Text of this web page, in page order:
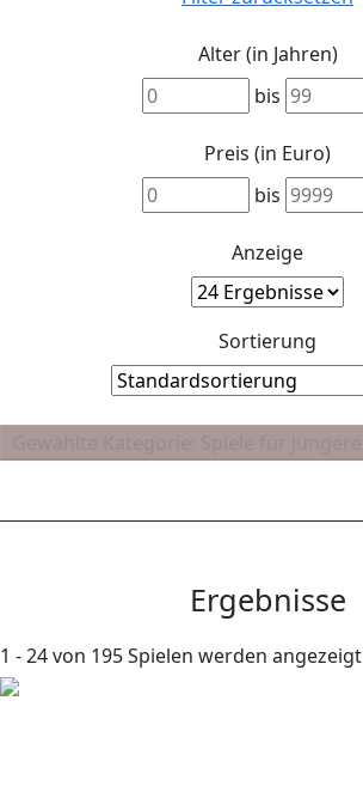
Alter (in Jahren)
bis
Preis (in Euro)
bis
Anzeige
Sortierung
Ergebnisse
1 - 24 von 195 Spielen werden angezeigt